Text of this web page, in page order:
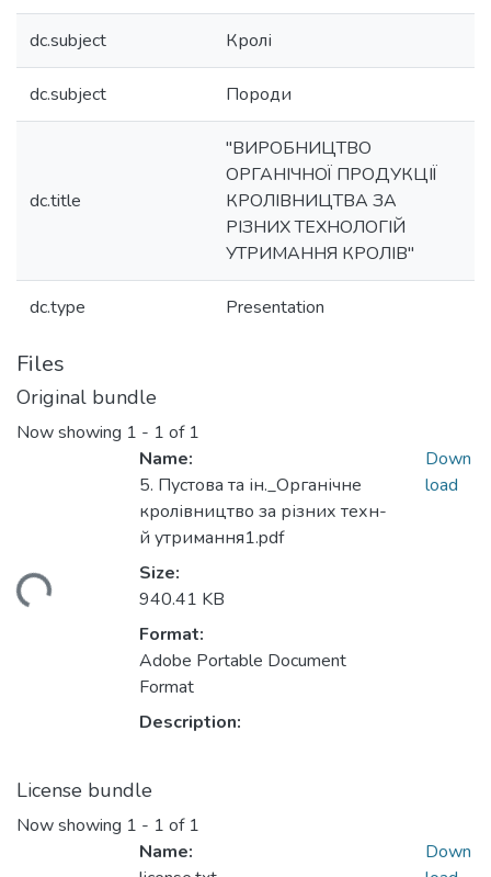
dc.subject Кролі
dc.subject Породи
dc.title
"ВИРОБНИЦТВО
ОРГАНІЧНОЇ ПРОДУКЦІЇ
КРОЛІВНИЦТВА ЗА
РІЗНИХ ТЕХНОЛОГІЙ
УТРИМАННЯ КРОЛІВ"
dc.type Presentation
Files
Original bundle
Now showing 1 - 1 of 1
Name:
5. Пустова та ін._Органічне
кролівництво за різних техн-
й утримання1.pdf
Size:
940.41 KB
Format:
Adobe Portable Document
Format
Description:
Down
load
License bundle
Now showing 1 - 1 of 1
Name:
Down